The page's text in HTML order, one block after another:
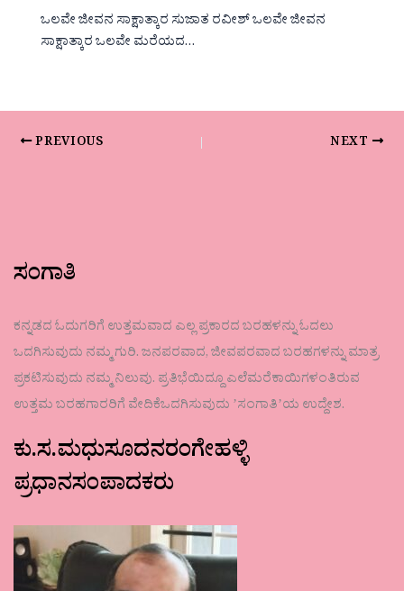
ಒಲವೇ ಜೀವನ ಸಾಕ್ಷಾತ್ಕಾರ ಸುಜಾತ ರವೀಶ್ ಒಲವೇ ಜೀವನ
ಸಾಕ್ಷಾತ್ಕಾರ ಒಲವೇ ಮರೆಯದ…
PREVIOUS NEXT
ಸಂಗಾತಿ
ಕನ್ನಡದ ಓದುಗರಿಗೆ ಉತ್ತಮವಾದ ಎಲ್ಲ ಪ್ರಕಾರದ ಬರಹಳನ್ನು ಓದಲು
ಒದಗಿಸುವುದು ನಮ್ಮ ಗುರಿ. ಜನಪರವಾದ, ಜೀವಪರವಾದ ಬರಹಗಳನ್ನು ಮಾತ್ರ
ಪ್ರಕಟಿಸುವುದು ನಮ್ಮ ನಿಲುವು. ಪ್ರತಿಭೆಯಿದ್ದೂ ಎಲೆಮರೆಕಾಯಿಗಳಂತಿರುವ
ಉತ್ತಮ ಬರಹಗಾರರಿಗೆ ವೇದಿಕೆಒದಗಿಸುವುದು ʼಸಂಗಾತಿʼಯ ಉದ್ದೇಶ.
ಕು.ಸ.ಮಧುಸೂದನರಂಗೇಹಳ್ಳಿ
ಪ್ರಧಾನಸಂಪಾದಕರು